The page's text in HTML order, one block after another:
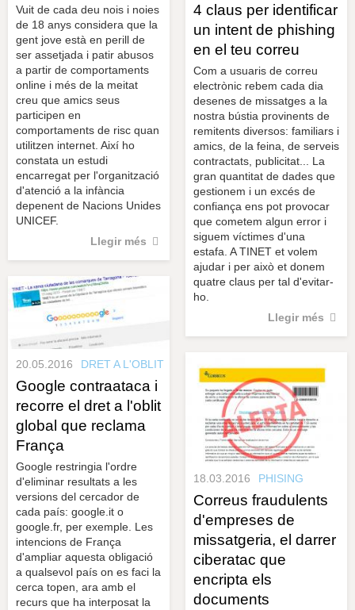
Vuit de cada deu nois i noies
de 18 anys considera que la
gent jove està en perill de
ser assetjada i patir abusos
a partir de comportaments
online i més de la meitat
creu que amics seus
participen en
comportaments de risc quan
utilitzen internet. Així ho
constata un estudi
encarregat per l'organització
d'atenció a la infància
depenent de Nacions Unides
UNICEF.
Llegir més
4 claus per identificar
un intent de phishing
en el teu correu
Com a usuaris de correu
electrònic rebem cada dia
desenes de missatges a la
nostra bústia provinents de
remitents diversos: familiars i
amics, de la feina, de serveis
contractats, publicitat... La
gran quantitat de dades que
gestionem i un excés de
confiança ens pot provocar
que cometem algun error i
siguem víctimes d'una
estafa. A TINET et volem
ajudar i per això et donem
quatre claus per tal d'evitar-
ho.
Llegir més
20.05.2016 DRET A L'OBLIT
Google contraataca i
recorre el dret a l'oblit
global que reclama
França
Google restringia l'ordre
d'eliminar resultats a les
versions del cercador de
cada país: google.it o
google.fr, per exemple. Les
intencions de França
d'ampliar aquesta obligació
a qualsevol país on es faci la
cerca topen, ara amb el
recurs que ha interposat la
18.03.2016 PHISING
Correus fraudulents
d'empreses de
missatgeria, el darrer
ciberatac que
encripta els
documents